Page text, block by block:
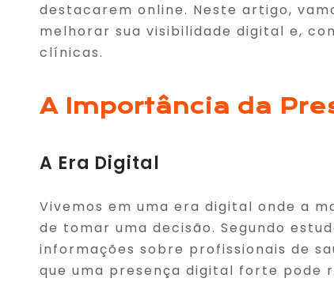
destacarem online. Neste artigo,
melhorar sua visibilidade digital e,
clínicas.
A Importância da
A Era Digital
Vivemos em uma era digital onde a
de tomar uma decisão. Segundo
informações sobre profissionais de
que uma presença digital forte pode